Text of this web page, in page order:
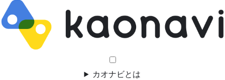
カオナビとは